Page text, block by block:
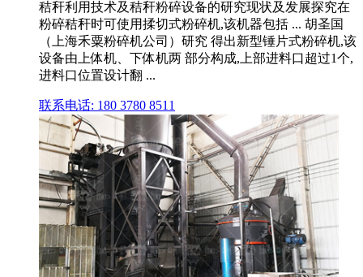
秸秆利用技术及秸秆粉碎设备的研究现状及发展探究在
粉碎秸秆时可使用揉切式粉碎机,该机器包括 ... 胡圣国
（上海禾粟粉碎机公司）研究 得出新型锤片式粉碎机,该
设备由上体机、下体机两 部分构成,上部进料口超过1个,
进料口位置设计翻 ...
联系电话: 180 3780 8511